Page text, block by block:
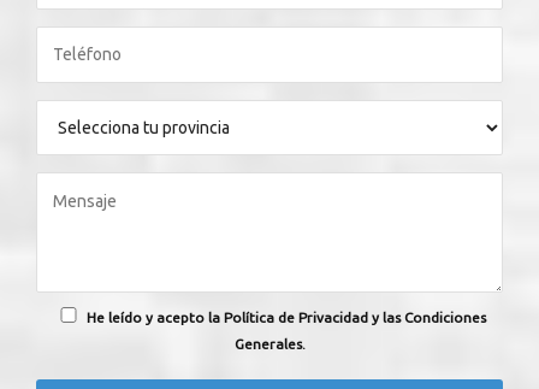
He leído y acepto la Política de Privacidad y las Condiciones
Generales.